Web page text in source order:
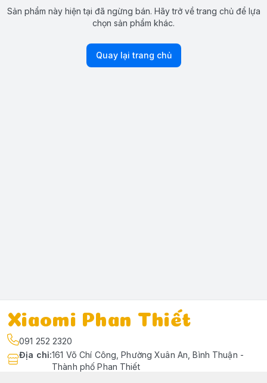
Sản phẩm này hiện tại đã ngừng bán. Hãy trở về trang chủ để lựa
chọn sản phẩm khác.
Quay lại trang chủ
Xiaomi Phan Thiết
091 252 2320
Địa chỉ:161 Võ Chí Công, Phường Xuân An, Bình Thuận -
Thành phố Phan Thiết